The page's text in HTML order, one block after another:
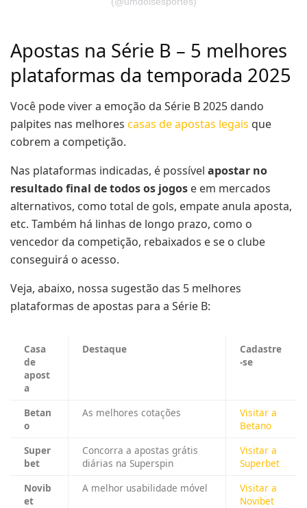
Apostas na Série B – 5 melhores
plataformas da temporada 2025
Você pode viver a emoção da Série B 2025 dando
palpites nas melhores casas de apostas legais que
cobrem a competição.
Nas plataformas indicadas, é possível apostar no
resultado final de todos os jogos e em mercados
alternativos, como total de gols, empate anula aposta,
etc. Também há linhas de longo prazo, como o
vencedor da competição, rebaixados e se o clube
conseguirá o acesso.
Veja, abaixo, nossa sugestão das 5 melhores
plataformas de apostas para a Série B:
Casa
de
apost
a
Destaque
Cadastre
-se
Betan
o
As melhores cotações
Visitar a
Betano
Super
bet
Concorra a apostas grátis
diárias na Superspin
Visitar a
Superbet
Novib
et
A melhor usabilidade móvel
Visitar a
Novibet